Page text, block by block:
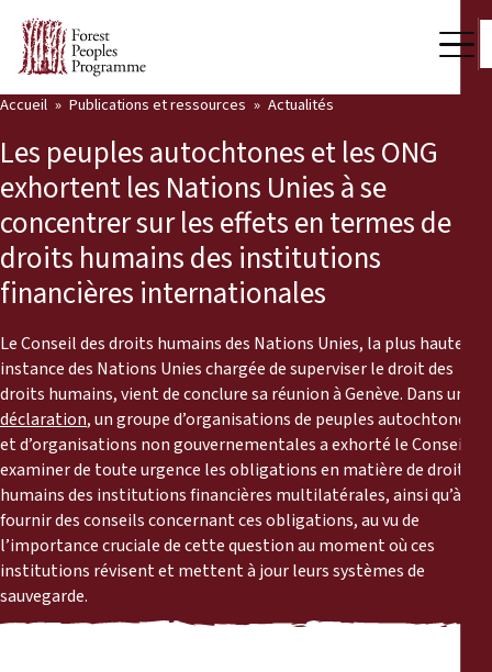
Qui nous sommes
Salle de presse
Nous soutenir
Notre travail
Voix des communautés
Partenaires et Pays
Dernières actualités
Publications et ressources
Actualités
Rapports
Communiqués de presse
Matériel de formation
Accueil Publications et ressources Actualités
Les peuples autochtones et les ONG
exhortent les Nations Unies à se
concentrer sur les effets en termes de
droits humains des institutions
financières internationales
Le Conseil des droits humains des Nations Unies, la plus haute
instance des Nations Unies chargée de superviser le droit des
droits humains, vient de conclure sa réunion à Genève. Dans une
déclaration, un groupe d’organisations de peuples autochtones
et d’organisations non gouvernementales a exhorté le Conseil à
examiner de toute urgence les obligations en matière de droits
humains des institutions financières multilatérales, ainsi qu’à
fournir des conseils concernant ces obligations, au vu de
l’importance cruciale de cette question au moment où ces
institutions révisent et mettent à jour leurs systèmes de
sauvegarde.